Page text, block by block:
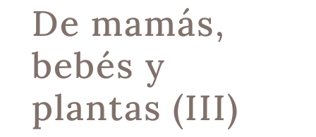
De mamás,
bebés y
plantas (III)